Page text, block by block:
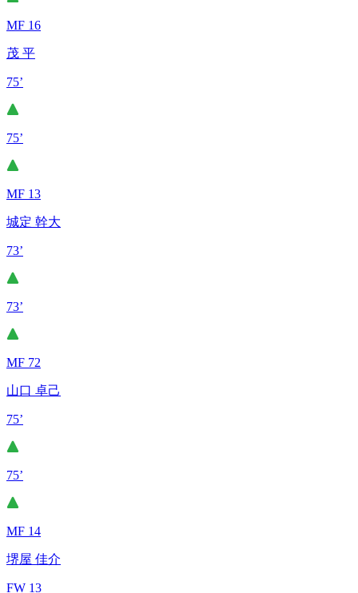
MF 16
茂 平
75’
75’
MF 13
城定 幹大
73’
73’
MF 72
山口 卓己
75’
75’
MF 14
堺屋 佳介
FW 13